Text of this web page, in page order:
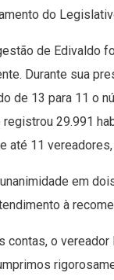
do
de Edivaldo
Durante sua
de 13 para 11 o
registrou 29.991
até 11
em
à
contas, o